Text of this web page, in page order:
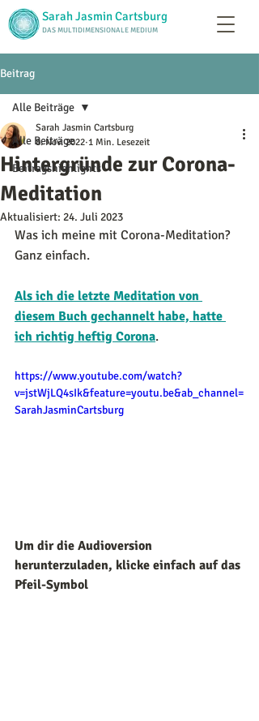
Sarah Jasmin Cartsburg
DAS MULTIDIMENSIONALE MEDIUM
Beitrag
Alle Beiträge
Beitragshighlights
Alle Beiträge
Hintergründe zur Corona-
Meditation
Sarah Jasmin Cartsburg
8. Nov. 2022 1 Min. Lesezeit
Aktualisiert: 24. Juli 2023
Was ich meine mit Corona-Meditation?
Ganz einfach.
Als ich die letzte Meditation von
diesem Buch gechannelt habe, hatte
ich richtig heftig Corona.
https://www.youtube.com/watch?
v=jstWjLQ4sIk&feature=youtu.be&ab_channel=
SarahJasminCartsburg
Um dir die Audioversion
herunterzuladen, klicke einfach auf das
Pfeil-Symbol